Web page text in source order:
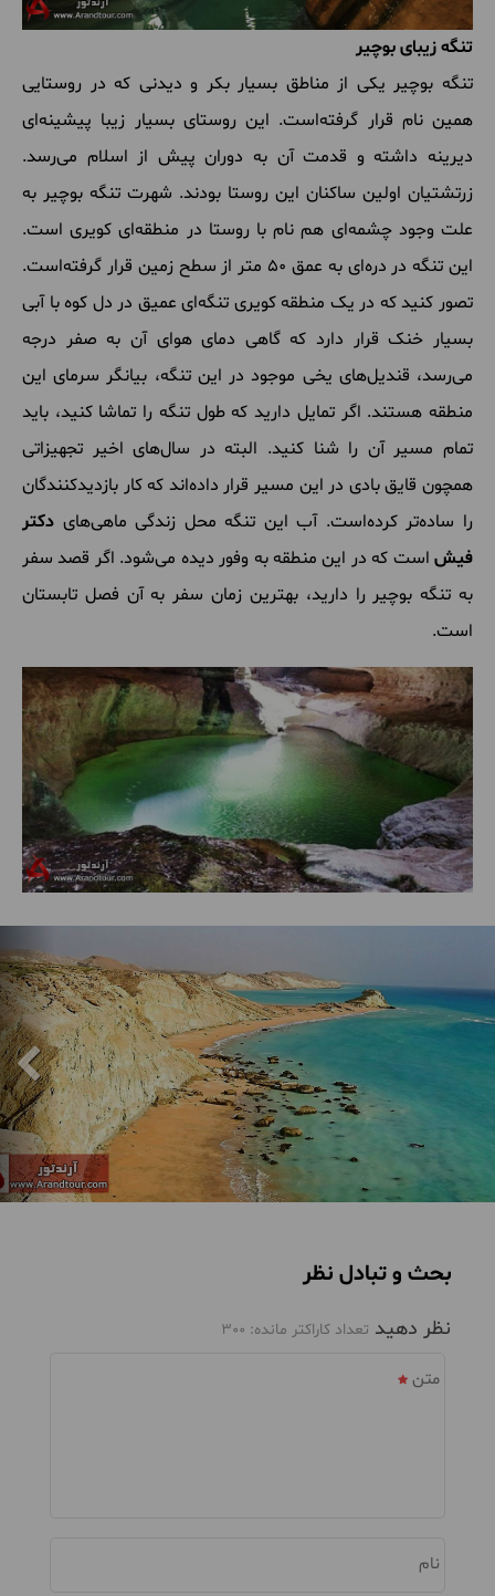
تنگه زیبای بوچیر
تنگه بوچیر یکی از مناطق بسیار بکر و دیدنی که در روستایی
همین نام قرار گرفته‌است. این روستای بسیار زیبا پیشینه‌ای
دیرینه داشته و قدمت آن به دوران پیش از اسلام می‌رسد.
زرتشتیان اولین ساکنان این روستا بودند. شهرت تنگه بوچیر به
علت وجود چشمه‌ای هم نام با روستا در منطقه‌ای کویری است.
این تنگه در دره‌ای به عمق 50 متر از سطح زمین قرار گرفته‌است.
تصور کنید که در یک منطقه کویری تنگه‌ای عمیق در دل کوه با آبی
بسیار خنک قرار دارد که گاهی دمای هوای آن به صفر درجه
می‌رسد، قندیل‌های یخی موجود در این تنگه، بیانگر سرمای این
منطقه هستند. اگر تمایل دارید که طول تنگه را تماشا کنید، باید
تمام مسیر آن را شنا کنید. البته در سال‌های اخیر تجهیزاتی
همچون قایق بادی در این مسیر قرار داده‌اند که کار بازدیدکنندگان
را ساده‌تر کرده‌است. آب این تنگه محل زندگی ماهی‌های دکتر
فیش است که در این منطقه به وفور دیده می‌شود. اگر قصد سفر
به تنگه بوچیر را دارید، بهترین زمان سفر به آن فصل تابستان
است.
بحث و تبادل نظر
نظر دهید تعداد کاراکتر مانده: 300
متن
نام